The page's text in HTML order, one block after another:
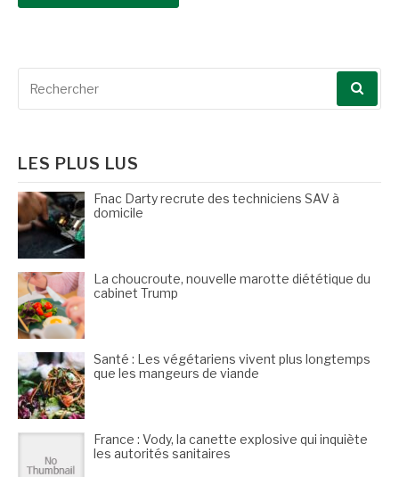
LES PLUS LUS
Fnac Darty recrute des techniciens SAV à
domicile
La choucroute, nouvelle marotte diététique du
cabinet Trump
Santé : Les végétariens vivent plus longtemps
que les mangeurs de viande
France : Vody, la canette explosive qui inquiète
les autorités sanitaires